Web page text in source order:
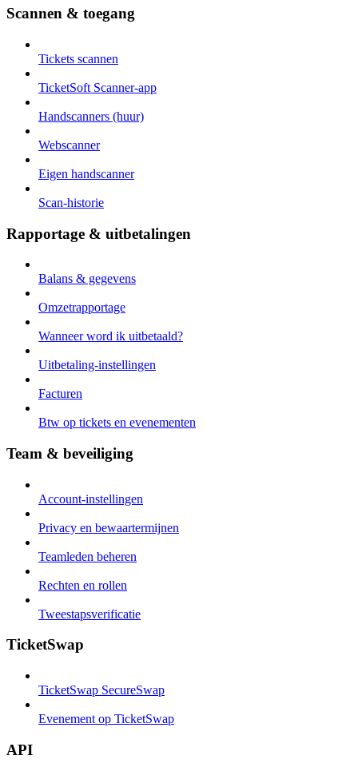
Scannen & toegang
Tickets scannen
TicketSoft Scanner-app
Handscanners (huur)
Webscanner
Eigen handscanner
Scan-historie
Rapportage & uitbetalingen
Balans & gegevens
Omzetrapportage
Wanneer word ik uitbetaald?
Uitbetaling-instellingen
Facturen
Btw op tickets en evenementen
Team & beveiliging
Account-instellingen
Privacy en bewaartermijnen
Teamleden beheren
Rechten en rollen
Tweestapsverificatie
TicketSwap
TicketSwap SecureSwap
Evenement op TicketSwap
API